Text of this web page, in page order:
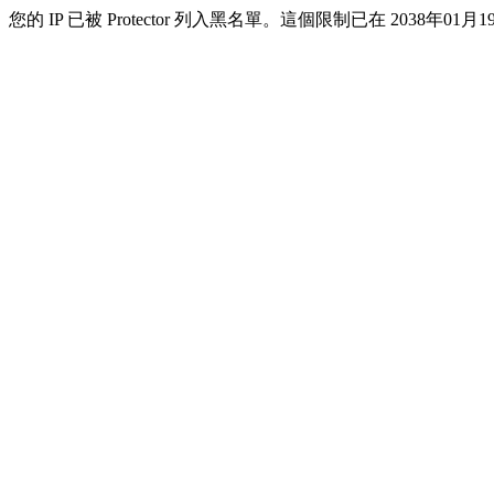
您的 IP 已被 Protector 列入黑名單。這個限制已在 2038年01月